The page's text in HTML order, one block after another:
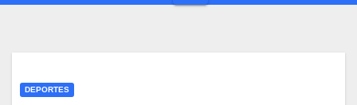
DEPORTES